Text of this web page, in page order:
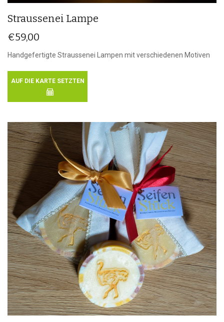
Straussenei Lampe
€59,00
Handgefertigte Straussenei Lampen mit verschiedenen Motiven
AUF DIE KARTE SETZTEN